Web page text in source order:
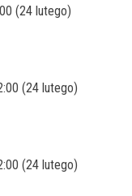
(24 lutego)
(24 lutego)
(24 lutego)